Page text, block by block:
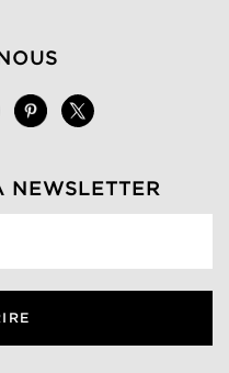
NEWSLETTER